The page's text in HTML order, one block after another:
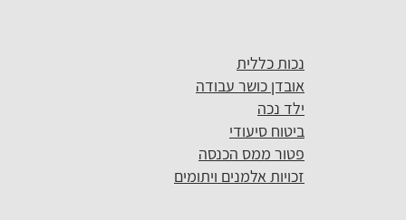
נכות כללית
אובדן כושר עבודה
ילד נכה
ביטוח סיעודי
פטור ממס הכנסה
זכויות אלמנים ויתומים